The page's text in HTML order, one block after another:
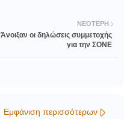
ΝΕΌΤΕΡΗ
Άνοιξαν οι δηλώσεις συμμετοχής
για την ΣΟΝΕ
Εμφάνιση περισσότερων